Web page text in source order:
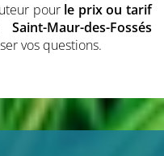
pour le prix ou tarif
Saint-Maur-des-Fossés
vos questions.